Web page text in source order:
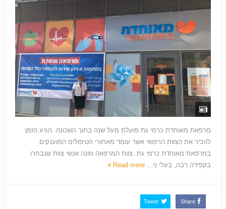
מרפאת מאוחדת כרמי גת פועלת מעל שנה בתוך השכונה. הגיע הזמן
להכיר את הצוות הרפואי אשר עומד מאחורי הטיפולים המוענקים
במרפאת מאוחדת כרמי גת. צוות המרפאה מונה אנשי צוות שנבחרו
בקפידה רבה, בעלי ני... Read more
Share
Tweet